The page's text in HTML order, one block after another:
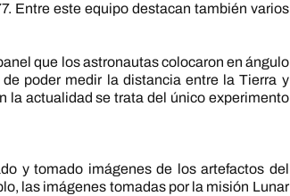
Entre este equipo destacan también varios
que los astronautas colocaron en ángulo
poder medir la distancia entre la Tierra y
la actualidad se trata del único experimento
y tomado imágenes de los artefactos del
las imágenes tomadas por la misión Lunar